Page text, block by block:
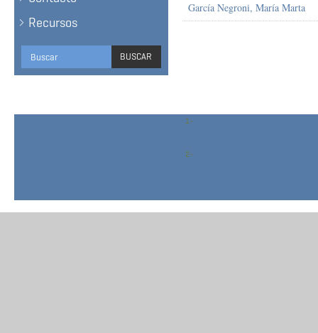
Recursos
Formulario
de
BUSCAR
BUSCAR
García Negroni, María Marta